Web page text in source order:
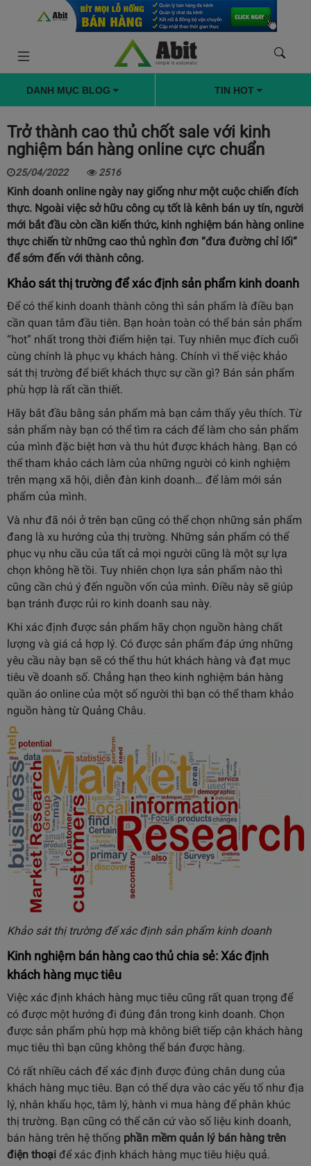
DANH MỤC BLOG TIN HOT
Trở thành cao thủ chốt sale với kinh
nghiệm bán hàng online cực chuẩn
25/04/2022 2516
Kinh doanh online ngày nay giống như một cuộc chiến đích
thực. Ngoài việc sở hữu công cụ tốt là kênh bán uy tín, người
mới bắt đầu còn cần kiến thức, kinh nghiệm bán hàng online
thực chiến từ những cao thủ nghìn đơn “đưa đường chỉ lối”
để sớm đến với thành công.
Khảo sát thị trường để xác định sản phẩm kinh doanh
Để có thể kinh doanh thành công thì sản phẩm là điều bạn
cần quan tâm đầu tiên. Bạn hoàn toàn có thể bán sản phẩm
“hot” nhất trong thời điểm hiện tại. Tuy nhiên mục đích cuối
cùng chính là phục vụ khách hàng. Chính vì thế việc khảo
sát thị trường để biết khách thực sự cần gì? Bán sản phẩm
phù hợp là rất cần thiết.
Hãy bắt đầu bằng sản phẩm mà bạn cảm thấy yêu thích. Từ
sản phẩm này bạn có thể tìm ra cách để làm cho sản phẩm
của mình đặc biệt hơn và thu hút được khách hàng. Bạn có
thể tham khảo cách làm của những người có kinh nghiệm
trên mạng xã hội, diễn đàn kinh doanh… để làm mới sản
phẩm của mình.
Và như đã nói ở trên bạn cũng có thể chọn những sản phẩm
đang là xu hướng của thị trường. Những sản phẩm có thể
phục vụ nhu cầu của tất cả mọi người cũng là một sự lựa
chọn không hề tồi. Tuy nhiên chọn lựa sản phẩm nào thì
cũng cần chú ý đến nguồn vốn của mình. Điều này sẽ giúp
bạn tránh được rủi ro kinh doanh sau này.
Khi xác định được sản phẩm hãy chọn nguồn hàng chất
lượng và giá cả hợp lý. Có được sản phẩm đáp ứng những
yêu cầu này bạn sẽ có thể thu hút khách hàng và đạt mục
tiêu về doanh số. Chẳng hạn theo kinh nghiệm bán hàng
quần áo online của một số người thì bạn có thể tham khảo
nguồn hàng từ Quảng Châu.
Khảo sát thị trường để xác định sản phẩm kinh doanh
Kinh nghiệm bán hàng cao thủ chia sẻ: Xác định
khách hàng mục tiêu
Việc xác định khách hàng mục tiêu cũng rất quan trọng để
có được một hướng đi đúng đắn trong kinh doanh. Chọn
được sản phẩm phù hợp mà không biết tiếp cận khách hàng
mục tiêu thì bạn cũng không thể bán được hàng.
Có rất nhiều cách để xác định được đúng chân dung của
khách hàng mục tiêu. Bạn có thể dựa vào các yếu tố như địa
lý, nhân khẩu học, tâm lý, hành vi mua hàng để phân khúc
thị trường. Bạn cũng có thể căn cứ vào số liệu kinh doanh,
bán hàng trên hệ thống phần mềm quản lý bán hàng trên
điện thoại để xác định khách hàng mục tiêu hiệu quả.